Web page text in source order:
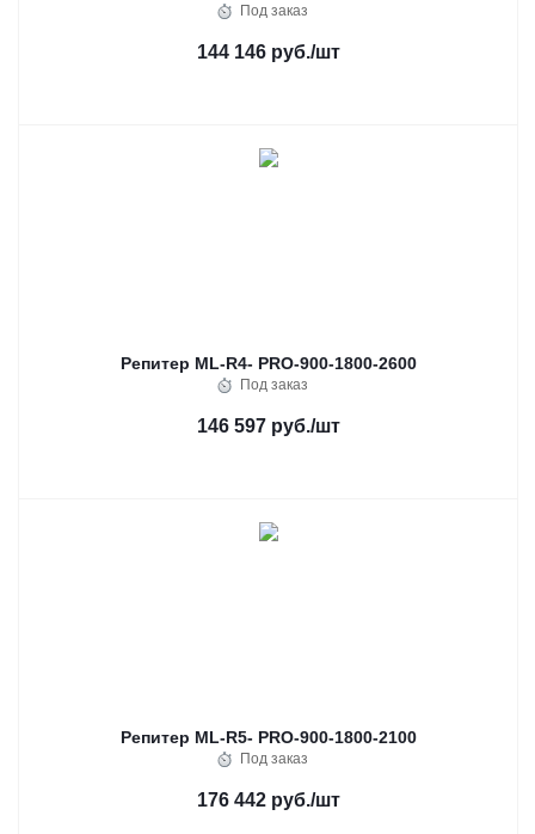
Под заказ
144 146 руб./шт
Репитер ML-R4- PRO-900-1800-2600
Под заказ
146 597 руб./шт
Репитер ML-R5- PRO-900-1800-2100
Под заказ
176 442 руб./шт